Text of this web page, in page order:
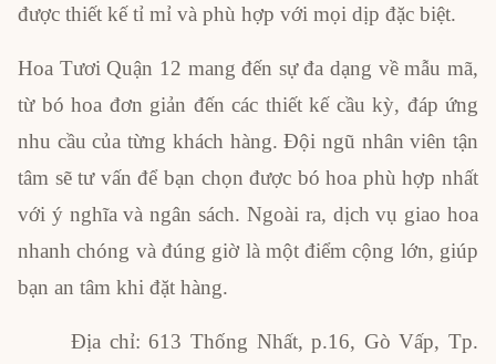
được thiết kế tỉ mỉ và phù hợp với mọi dịp đặc biệt.
Hoa Tươi Quận 12 mang đến sự đa dạng về mẫu mã,
từ bó hoa đơn giản đến các thiết kế cầu kỳ, đáp ứng
nhu cầu của từng khách hàng. Đội ngũ nhân viên tận
tâm sẽ tư vấn để bạn chọn được bó hoa phù hợp nhất
với ý nghĩa và ngân sách. Ngoài ra, dịch vụ giao hoa
nhanh chóng và đúng giờ là một điểm cộng lớn, giúp
bạn an tâm khi đặt hàng.
Địa chỉ: 613 Thống Nhất, p.16, Gò Vấp, Tp.